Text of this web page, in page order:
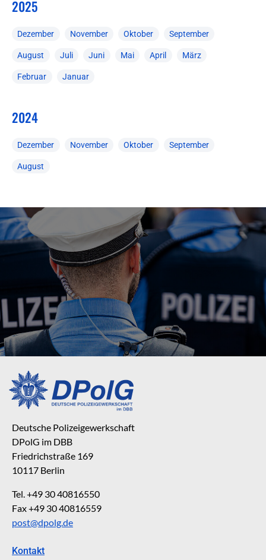
2025
Dezember November Oktober September
August Juli Juni Mai April März
Februar Januar
2024
Dezember November Oktober September
August
Deutsche Polizeigewerkschaft
DPolG im DBB
Friedrichstraße 169
10117 Berlin
Tel. +49 30 40816550
Fax +49 30 40816559
post@dpolg.de
Kontakt